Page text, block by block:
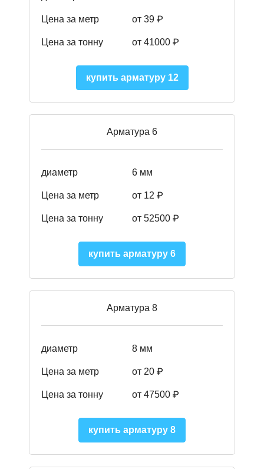
Цена за метр от 39 ₽
Цена за тонну от 41000 ₽
купить арматуру 12
Арматура 6
диаметр 6 мм
Цена за метр от 12 ₽
Цена за тонну от 52500 ₽
купить арматуру 6
Арматура 8
диаметр 8 мм
Цена за метр от 20 ₽
Цена за тонну от 47500 ₽
купить арматуру 8